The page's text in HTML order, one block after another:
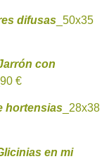
difusas _50x35
con
€
hortensias _28x38
en mi